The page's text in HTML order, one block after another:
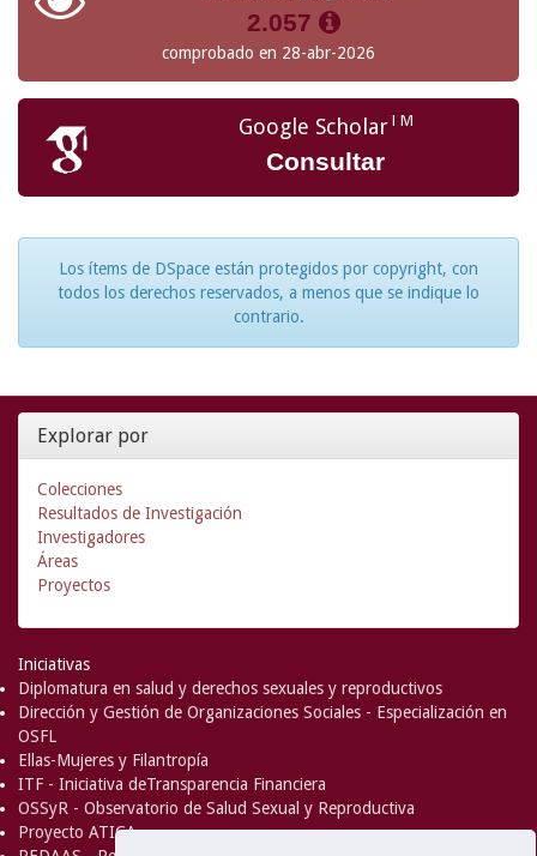
2.057
comprobado en 28-abr-2026
Google ScholarTM
Consultar
Los ítems de DSpace están protegidos por copyright, con
todos los derechos reservados, a menos que se indique lo
contrario.
Explorar por
Colecciones
Resultados de Investigación
Investigadores
Áreas
Proyectos
Iniciativas
Diplomatura en salud y derechos sexuales y reproductivos
Dirección y Gestión de Organizaciones Sociales - Especialización en
OSFL
Ellas-Mujeres y Filantropía
ITF - Iniciativa deTransparencia Financiera
OSSyR - Observatorio de Salud Sexual y Reproductiva
Proyecto ATICA